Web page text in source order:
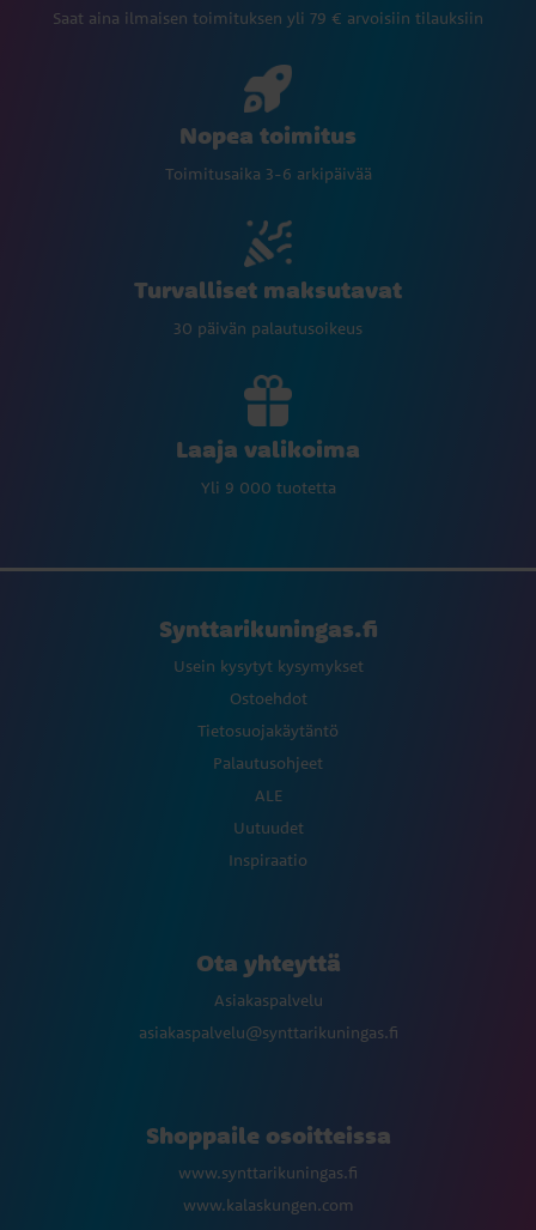
Saat aina ilmaisen toimituksen yli 79 € arvoisiin tilauksiin
Nopea toimitus
Toimitusaika 3-6 arkipäivää
Turvalliset maksutavat
30 päivän palautusoikeus
Laaja valikoima
Yli 9 000 tuotetta
Synttarikuningas.fi
Usein kysytyt kysymykset
Ostoehdot
Tietosuojakäytäntö
Palautusohjeet
ALE
Uutuudet
Inspiraatio
Ota yhteyttä
Asiakaspalvelu
asiakaspalvelu@synttarikuningas.fi
Shoppaile osoitteissa
www.synttarikuningas.fi
www.kalaskungen.com